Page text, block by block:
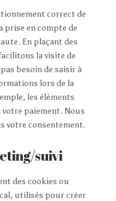
correct de
prise en compte de
En plaçant des
la visite de
besoin de saisir à
lors de la
les éléments
paiement. Nous
votre consentement.
suivi
des cookies ou
utilisés pour créer